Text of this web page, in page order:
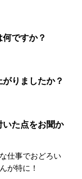
ですか？
りましたか？
いた点をお聞か
仕事でおどろい
が特に！